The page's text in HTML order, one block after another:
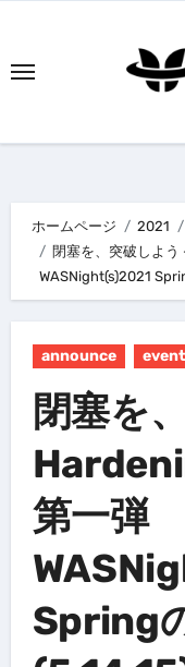
を
ホームページ 2021
閉塞を、突破しよ
WASNight(s)2021
announce event
閉塞を
第一弾
Spring